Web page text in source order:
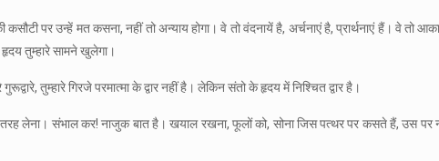
पर उन्हें मत कसना, नहीं तो अन्याय होगा। वे तो वंदनायें है, अर्चनाएं है, प्रार्थनाएं हैं। वे
तुम्हारे सामने खुलेगा।
तुम्हारे गिरजे परमात्मा के द्वार नहीं है। लेकिन संतो के हृदय में निश्चित द्वार है।
लेना। संभाल कर! नाजुक बात है। खयाल रखना, फूलों को, सोना जिस पत्थर पर कसते हैं, उस